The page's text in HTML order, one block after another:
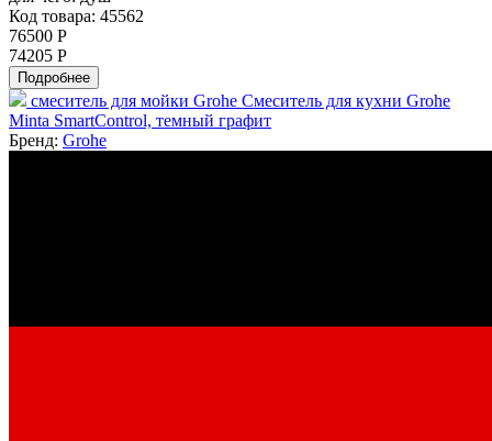
Код товара: 45562
76500 Р
74205 Р
Подробнее
смеситель для мойки Grohe Смеситель для кухни Grohe
Minta SmartControl, темный графит
Бренд: Grohe